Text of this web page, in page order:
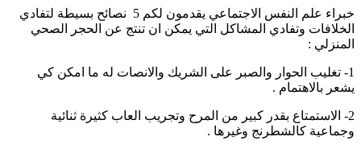
خبراء علم النفس الاجتماعي يقدمون لكم 5 نصائح بسيطة لتفادي
الخلافات وتفادي المشاكل التي يمكن ان تنتج عن الحجر الصحي
المنزلي :
1- تغليب الحوار والصبر على الشريك والانصات له ما امكن كي
يشعر بالاهتمام .
2- الاستمتاع بقدر كبير من المرح وتجريب العاب كثيرة ثنائية
وجماعية كالشطرنج وغيرها .